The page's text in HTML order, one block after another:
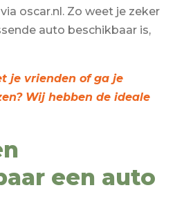
oscar.nl. Zo weet je zeker
auto beschikbaar is,
je vrienden of ga je
Wij hebben de ideale
een auto